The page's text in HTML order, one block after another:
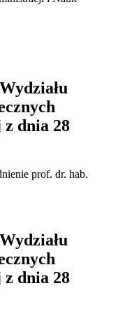
dnia 28
prof. dr. hab.
dnia 28